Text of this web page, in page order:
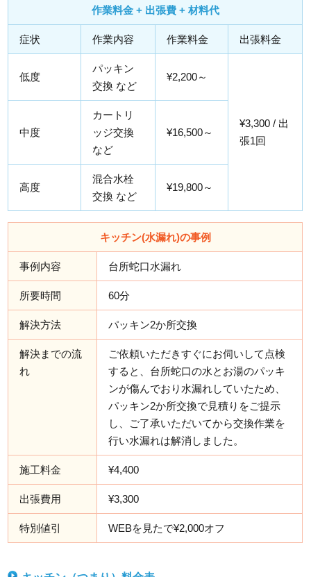
作業料金 + 出張費 + 材料代
症状 作業内容 作業料金 出張料金
低度
パッキン
交換 など
¥2,200～
¥3,300 / 出
張1回
中度
カートリ
ッジ交換
など
¥16,500～
高度
混合水栓
交換 など
¥19,800～
キッチン(水漏れ)の事例
事例内容 台所蛇口水漏れ
所要時間 60分
解決方法 パッキン2か所交換
解決までの流
れ
ご依頼いただきすぐにお伺いして点検
すると、台所蛇口の水とお湯のパッキ
ンが傷んでおり水漏れしていたため、
パッキン2か所交換で見積りをご提示
し、ご了承いただいてから交換作業を
行い水漏れは解消しました。
施工料金 ¥4,400
出張費用 ¥3,300
特別値引 WEBを見たで¥2,000オフ